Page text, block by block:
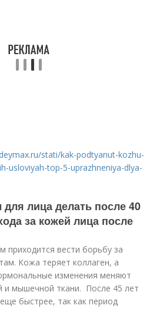
stati/kak-podtyanut-kozhu-
usloviyah-top-5-uprazhneniya-dlya-
лица делать после 40
за кожей лица после
приходится вести борьбу за
Кожа теряет коллаген, а
изменения меняют
и мышечной ткани. После 45 лет
быстрее, так как период